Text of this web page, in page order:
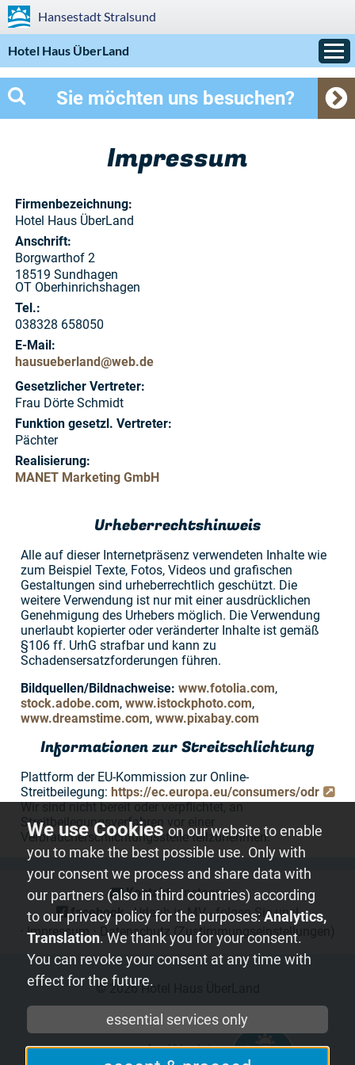
HansestadtStralsund
Hotel Haus ÜberLand
Sie möchten uns besuchen?
Impressum
Firmen­bezeichnung:
Hotel Haus ÜberLand
Anschrift:
Borgwarthof 2
18519 Sundhagen
OT Oberhinrichshagen
Tel.:
038328 658050
E-Mail:
hausueberland@web.de
Gesetzlicher Vertreter:
Frau Dörte Schmidt
Funktion gesetzl. Vertreter:
Pächter
Realisierung:
MANET Marketing GmbH
Urheber­rechtshinweis
Alle auf dieser Internetpräsenz verwendeten Inhalte wie
zum Beispiel Texte, Fotos, Videos und grafischen
Gestaltungen sind urheberrechtlich geschützt. Die
weitere Verwendung ist nur mit einer ausdrücklichen
Genehmigung des Urhebers möglich. Die Verwendung
unerlaubt kopierter oder veränderter Inhalte ist gemäß
§106 ff. UrhG strafbar und kann zu
Schadensersatzforderungen führen.
Bildquellen/Bildnachweise: www.fotolia.com,
stock.adobe.com, www.istockphoto.com,
www.dreamstime.com, www.pixabay.com
Informationen zur Streitschlichtung
Plattform der EU-Kommission zur Online-
Streitbeilegung: https://ec.europa.eu/consumers/odr
Wir sind nicht bereit oder verpflichtet, an
Streitbeilegungsverfahren vor einer
Verbraucherschlichtungsstelle teilzunehmen.
© 2026 Hotel Haus ÜberLand
mvp.de- Urlaub in
Kontakt ⋅ instagram ⋅
facebook- Urlaub in MV - folgen Sie uns!
Impressum ⋅ Datenschutz (Zustimmungseinstellungen)
on our website to enable
you to make the best possible use. Only with
your consent we process and share data with
our partners (also in third countries) according
to our privacy policy for the purposes:Analytics,
Translation. We thank you for your consent.
You can revoke your consent at any time with
effect for the future.
essential services only